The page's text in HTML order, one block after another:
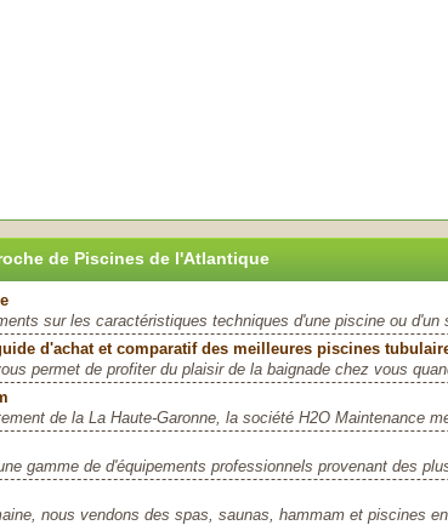
de Piscines de l'Atlantique
sur les caractéristiques techniques d'une piscine ou d'un
d'achat et comparatif des meilleures piscines
permet de profiter du plaisir de la baignade chez vous
de la La Haute-Garonne, la société H2O Maintenance
gamme de d'équipements professionnels provenant des
nous vendons des spas, saunas, hammam et piscines